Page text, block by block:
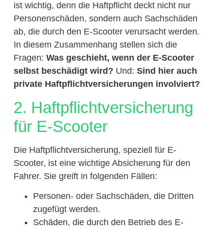
ist wichtig, denn die Haftpflicht deckt nicht nur
Personenschäden, sondern auch Sachschäden
ab, die durch den E-Scooter verursacht werden.
In diesem Zusammenhang stellen sich die
Fragen: Was geschieht, wenn der E-Scooter
selbst beschädigt wird? Und: Sind hier auch
private Haftpflichtversicherungen involviert?
2. Haftpflichtversicherung
für E-Scooter
Die Haftpflichtversicherung, speziell für E-
Scooter, ist eine wichtige Absicherung für den
Fahrer. Sie greift in folgenden Fällen:
Personen- oder Sachschäden, die Dritten
zugefügt werden.
Schäden, die durch den Betrieb des E-